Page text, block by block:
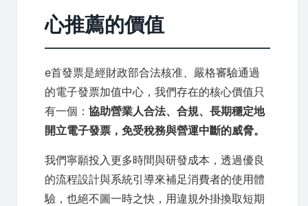
心推薦的價值
e首發票是經財政部合法核准、嚴格審驗通過
的電子發票加值中心，我們存在的核心價值只
有一個： 協助營業人合法、合規、長期穩定地
開立電子發票，免受稅務與營運中斷的威脅。
我們寧願投入更多時間與研發成本，透過優良
的流程設計與系統引導來補足消費者的使用體
驗，也絕不圖一時之快，用違規外掛換取短期